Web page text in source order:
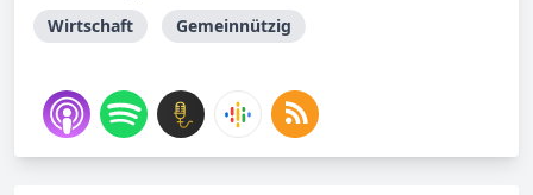
Wirtschaft Gemeinnützig